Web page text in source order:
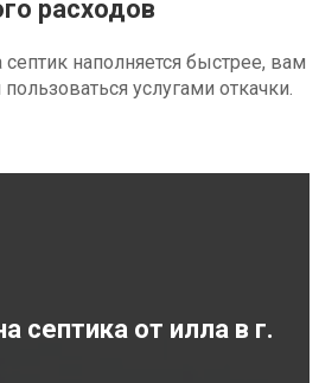
расходов
септик наполняется быстрее, вам
услугами откачки.
септика от илла в г.